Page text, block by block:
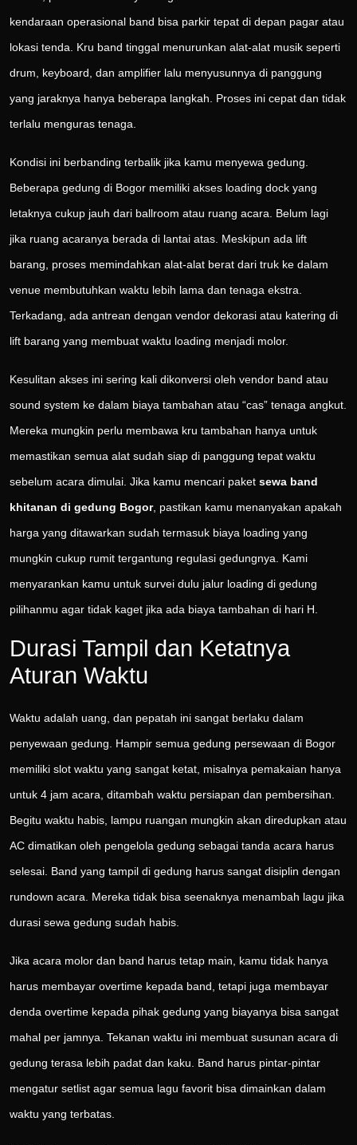
kendaraan operasional band bisa parkir tepat di depan pagar atau
lokasi tenda. Kru band tinggal menurunkan alat-alat musik seperti
drum, keyboard, dan amplifier lalu menyusunnya di panggung
yang jaraknya hanya beberapa langkah. Proses ini cepat dan tidak
terlalu menguras tenaga.
Kondisi ini berbanding terbalik jika kamu menyewa gedung.
Beberapa gedung di Bogor memiliki akses loading dock yang
letaknya cukup jauh dari ballroom atau ruang acara. Belum lagi
jika ruang acaranya berada di lantai atas. Meskipun ada lift
barang, proses memindahkan alat-alat berat dari truk ke dalam
venue membutuhkan waktu lebih lama dan tenaga ekstra.
Terkadang, ada antrean dengan vendor dekorasi atau katering di
lift barang yang membuat waktu loading menjadi molor.
Kesulitan akses ini sering kali dikonversi oleh vendor band atau
sound system ke dalam biaya tambahan atau “cas” tenaga angkut.
Mereka mungkin perlu membawa kru tambahan hanya untuk
memastikan semua alat sudah siap di panggung tepat waktu
sebelum acara dimulai. Jika kamu mencari paket sewa band
khitanan di gedung Bogor, pastikan kamu menanyakan apakah
harga yang ditawarkan sudah termasuk biaya loading yang
mungkin cukup rumit tergantung regulasi gedungnya. Kami
menyarankan kamu untuk survei dulu jalur loading di gedung
pilihanmu agar tidak kaget jika ada biaya tambahan di hari H.
Durasi Tampil dan Ketatnya
Aturan Waktu
Waktu adalah uang, dan pepatah ini sangat berlaku dalam
penyewaan gedung. Hampir semua gedung persewaan di Bogor
memiliki slot waktu yang sangat ketat, misalnya pemakaian hanya
untuk 4 jam acara, ditambah waktu persiapan dan pembersihan.
Begitu waktu habis, lampu ruangan mungkin akan diredupkan atau
AC dimatikan oleh pengelola gedung sebagai tanda acara harus
selesai. Band yang tampil di gedung harus sangat disiplin dengan
rundown acara. Mereka tidak bisa seenaknya menambah lagu jika
durasi sewa gedung sudah habis.
Jika acara molor dan band harus tetap main, kamu tidak hanya
harus membayar overtime kepada band, tetapi juga membayar
denda overtime kepada pihak gedung yang biayanya bisa sangat
mahal per jamnya. Tekanan waktu ini membuat susunan acara di
gedung terasa lebih padat dan kaku. Band harus pintar-pintar
mengatur setlist agar semua lagu favorit bisa dimainkan dalam
waktu yang terbatas.